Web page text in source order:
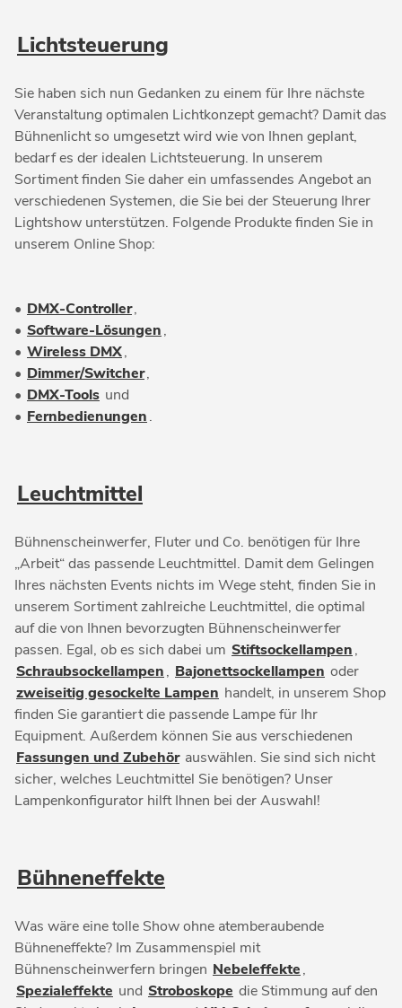
Lichtsteuerung
Sie haben sich nun Gedanken zu einem für Ihre nächste
Veranstaltung optimalen Lichtkonzept gemacht? Damit das
Bühnenlicht so umgesetzt wird wie von Ihnen geplant,
bedarf es der idealen Lichtsteuerung. In unserem
Sortiment finden Sie daher ein umfassendes Angebot an
verschiedenen Systemen, die Sie bei der Steuerung Ihrer
Lightshow unterstützen. Folgende Produkte finden Sie in
unserem Online Shop:
• DMX-Controller,
• Software-Lösungen,
• Wireless DMX,
• Dimmer/Switcher,
• DMX-Tools und
• Fernbedienungen.
Leuchtmittel
Bühnenscheinwerfer, Fluter und Co. benötigen für Ihre
„Arbeit“ das passende Leuchtmittel. Damit dem Gelingen
Ihres nächsten Events nichts im Wege steht, finden Sie in
unserem Sortiment zahlreiche Leuchtmittel, die optimal
auf die von Ihnen bevorzugten Bühnenscheinwerfer
passen. Egal, ob es sich dabei um Stiftsockellampen,
Schraubsockellampen, Bajonettsockellampen oder
zweiseitig gesockelte Lampen handelt, in unserem Shop
finden Sie garantiert die passende Lampe für Ihr
Equipment. Außerdem können Sie aus verschiedenen
Fassungen und Zubehör auswählen. Sie sind sich nicht
sicher, welches Leuchtmittel Sie benötigen? Unser
Lampenkonfigurator hilft Ihnen bei der Auswahl!
Bühneneffekte
Was wäre eine tolle Show ohne atemberaubende
Bühneneffekte? Im Zusammenspiel mit
Bühnenscheinwerfern bringen Nebeleffekte,
Spezialeffekte und Stroboskope die Stimmung auf den